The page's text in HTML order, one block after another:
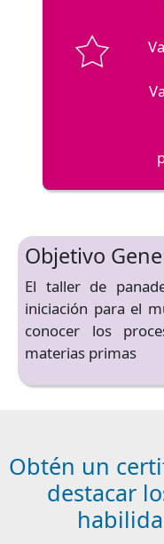
Objetivo
El taller de
iniciación para el
conocer los
materias primas
Obtén un
destacar